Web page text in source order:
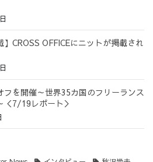
】CROSS OFFICEにニットが掲載され
フを開催～世界35カ国のフリーランス
＜7/19レポート＞